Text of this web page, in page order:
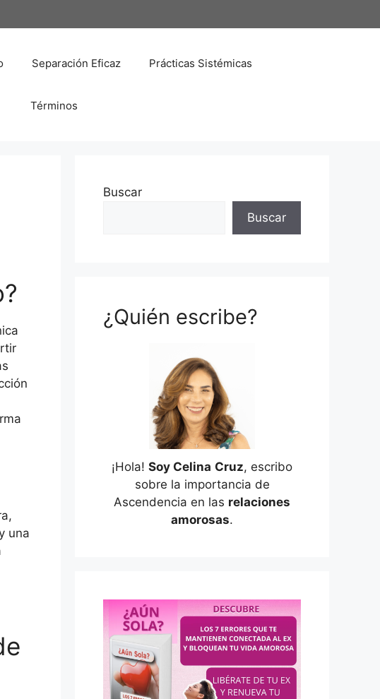
Separación Eficaz Prácticas Sistémicas
Términos
una
Buscar
Buscar
¿Quién escribe?
¡Hola! Soy Celina Cruz, escribo
sobre la importancia de
Ascendencia en las relaciones
amorosas.